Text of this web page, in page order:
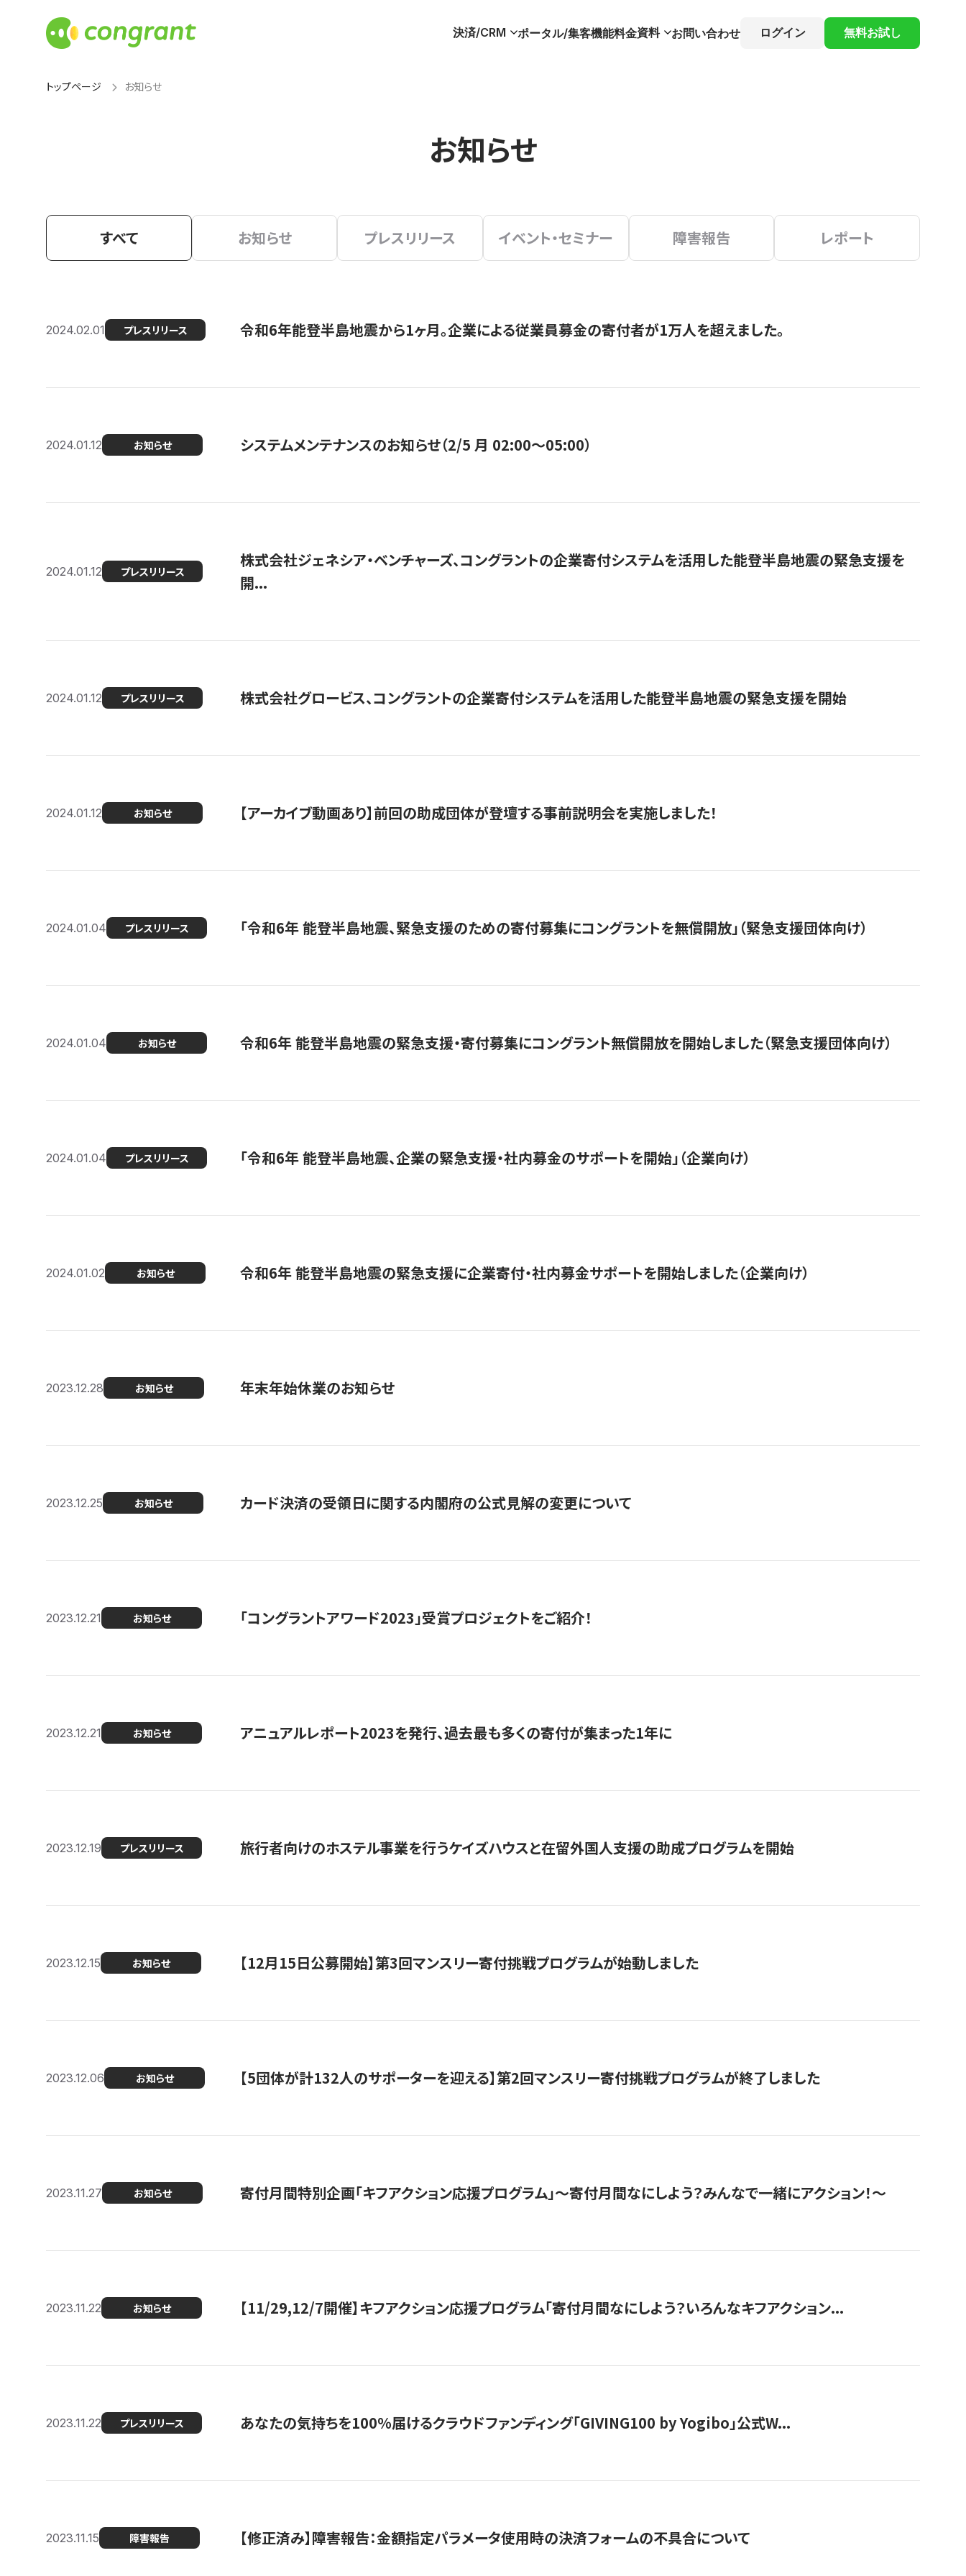
決済/CRM ポータル/集客機能料金資料 お問い合わせ ログイン 無料お試し
トップページ お知らせ
お知らせ
すべて お知らせ プレスリリース イベント・セミナー 障害報告 レポート
2024.02.01 プレスリリース 令和6年能登半島地震から1ヶ月。企業による従業員募金の寄付者が1万人を超えました。
2024.01.12 お知らせ システムメンテナンスのお知らせ（2/5 月 02:00〜05:00）
2024.01.12 プレスリリース
株式会社ジェネシア・ベンチャーズ、コングラントの企業寄付システムを活用した能登半島地震の緊急支援を
開...
2024.01.12 プレスリリース 株式会社グロービス、コングラントの企業寄付システムを活用した能登半島地震の緊急支援を開始
2024.01.12 お知らせ 【アーカイブ動画あり】前回の助成団体が登壇する事前説明会を実施しました！
2024.01.04 プレスリリース 「令和6年 能登半島地震、緊急支援のための寄付募集にコングラントを無償開放」（緊急支援団体向け）
2024.01.04 お知らせ 令和6年 能登半島地震の緊急支援・寄付募集にコングラント無償開放を開始しました（緊急支援団体向け）
2024.01.04 プレスリリース 「令和6年 能登半島地震、企業の緊急支援・社内募金のサポートを開始」（企業向け）
2024.01.02 お知らせ 令和6年 能登半島地震の緊急支援に企業寄付・社内募金サポートを開始しました（企業向け）
2023.12.28 お知らせ 年末年始休業のお知らせ
2023.12.25 お知らせ カード決済の受領日に関する内閣府の公式見解の変更について
2023.12.21 お知らせ 「コングラントアワード2023」受賞プロジェクトをご紹介！
2023.12.21 お知らせ アニュアルレポート2023を発行、過去最も多くの寄付が集まった1年に
2023.12.19 プレスリリース 旅行者向けのホステル事業を行うケイズハウスと在留外国人支援の助成プログラムを開始
2023.12.15 お知らせ 【12月15日公募開始】第3回マンスリー寄付挑戦プログラムが始動しました
2023.12.06 お知らせ 【5団体が計132人のサポーターを迎える】第2回マンスリー寄付挑戦プログラムが終了しました
2023.11.27 お知らせ 寄付月間特別企画「キフアクション応援プログラム」〜寄付月間なにしよう？みんなで一緒にアクション！〜
2023.11.22 お知らせ 【11/29,12/7開催】キフアクション応援プログラム「寄付月間なにしよう？いろんなキフアクション...
2023.11.22 プレスリリース あなたの気持ちを100％届けるクラウドファンディング「GIVING100 by Yogibo」公式W...
2023.11.15 障害報告 【修正済み】障害報告：金額指定パラメータ使用時の決済フォームの不具合について